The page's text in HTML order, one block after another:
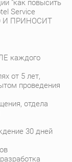
"как повысить
Service
И ПРИНОСИТ
каждого
от 5 лет,
проведения
отдела
30 дней